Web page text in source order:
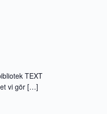
TEXT
vi gör […]